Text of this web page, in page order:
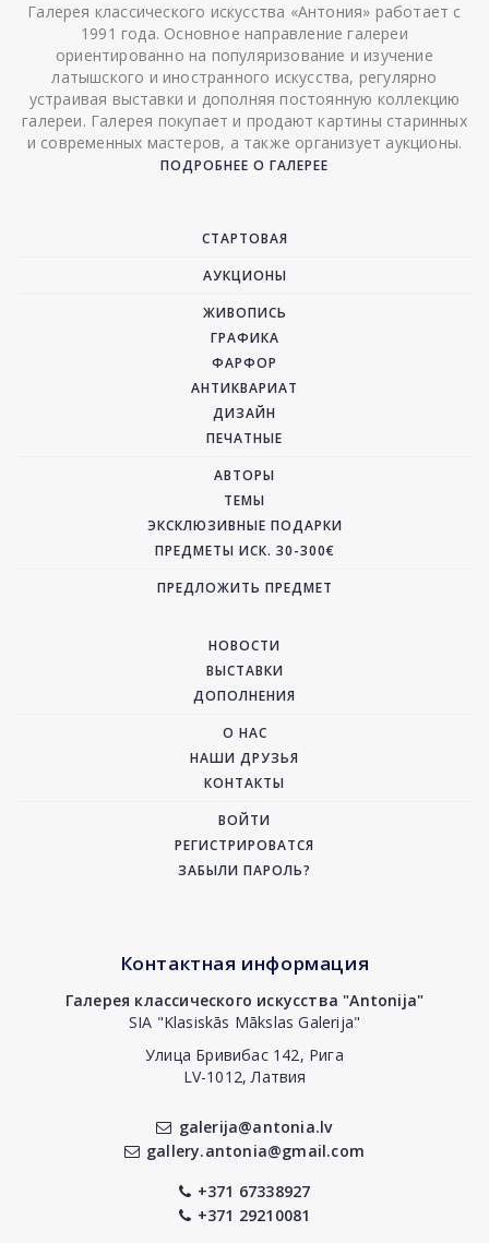
Галерея классического искусства «Антония» работает с
1991 года. Основное направление галереи
ориентированно на популяризование и изучение
латышского и иностранного искусства, регулярно
устраивая выставки и дополняя постоянную коллекцию
галереи. Галерея покупает и продают картины старинных
и современных мастеров, а также организует аукционы.
ПОДРОБНЕЕ О ГАЛЕРЕЕ
СТАРТОВАЯ
АУКЦИОНЫ
ЖИВОПИСЬ
ГРАФИКА
ФАРФОР
АНТИКВАРИАТ
ДИЗАЙН
ПЕЧАТНЫЕ
АВТОРЫ
ТЕМЫ
ЭКСКЛЮЗИВНЫЕ ПОДАРКИ
ПРЕДМЕТЫ ИСК. 30-300€
ПРЕДЛОЖИТЬ ПРЕДМЕТ
НОВОСТИ
ВЫСТАВКИ
ДОПОЛНЕНИЯ
О НАС
НАШИ ДРУЗЬЯ
КОНТАКТЫ
ВОЙТИ
РЕГИСТРИРОВАТСЯ
ЗАБЫЛИ ПАРОЛЬ?
Контактная информация
Галерея классического искусства "Antonija"
SIA "Klasiskās Mākslas Galerija"
Улица Бривибас 142, Рига
LV-1012, Латвия
galerija@antonia.lv
gallery.antonia@gmail.com
+371 67338927
+371 29210081